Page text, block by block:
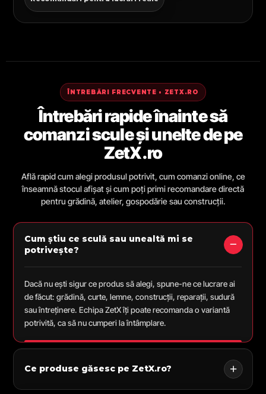
ÎNTREBĂRI FRECVENTE • ZETX.RO
Întrebări rapide înainte să
comanzi scule și unelte de pe
ZetX.ro
Află rapid cum alegi produsul potrivit, cum comanzi online, ce
înseamnă stocul afișat și cum poți primi recomandare directă
pentru grădină, atelier, gospodărie sau construcții.
Cum știu ce sculă sau unealtă mi se
potrivește?
Dacă nu ești sigur ce produs să alegi, spune-ne ce lucrare ai
de făcut: grădină, curte, lemne, construcții, reparații, sudură
sau întreținere. Echipa ZetX îți poate recomanda o variantă
potrivită, ca să nu cumperi la întâmplare.
Ce produse găsesc pe ZetX.ro?